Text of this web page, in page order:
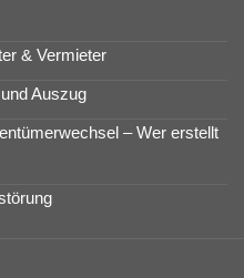
& Vermieter
Auszug
– Wer erstellt